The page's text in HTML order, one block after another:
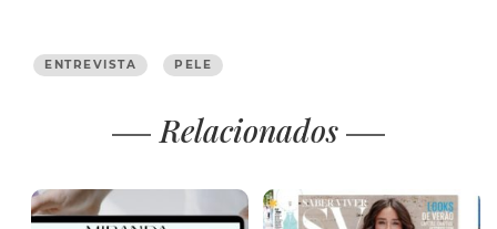
ENTREVISTA PELE
Relacionados